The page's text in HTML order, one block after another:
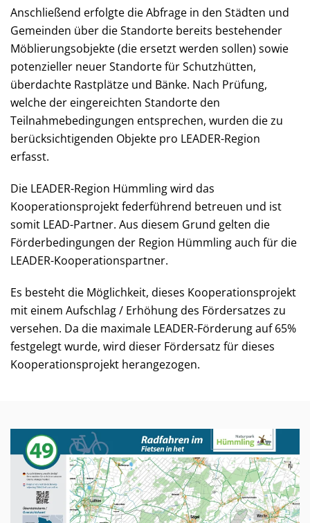
Anschließend erfolgte die Abfrage in den Städten und
Gemeinden über die Standorte bereits bestehender
Möblierungsobjekte (die ersetzt werden sollen) sowie
potenzieller neuer Standorte für Schutzhütten,
überdachte Rastplätze und Bänke. Nach Prüfung,
welche der eingereichten Standorte den
Teilnahmebedingungen entsprechen, wurden die zu
berücksichtigenden Objekte pro LEADER-Region
erfasst.
Die LEADER-Region Hümmling wird das
Kooperationsprojekt federführend betreuen und ist
somit LEAD-Partner. Aus diesem Grund gelten die
Förderbedingungen der Region Hümmling auch für die
LEADER-Kooperationspartner.
Es besteht die Möglichkeit, dieses Kooperationsprojekt
mit einem Aufschlag / Erhöhung des Fördersatzes zu
versehen. Da die maximale LEADER-Förderung auf 65%
festgelegt wurde, wird dieser Fördersatz für dieses
Kooperationsprojekt herangezogen.